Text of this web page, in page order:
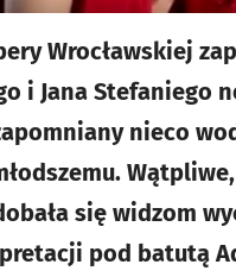
Wrocławskiej
i Jana Stefaniego
nieco
się widzom
pod batutą